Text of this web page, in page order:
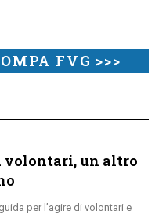
FVG >>>
volontari, un altro
per l’agire di volontari e